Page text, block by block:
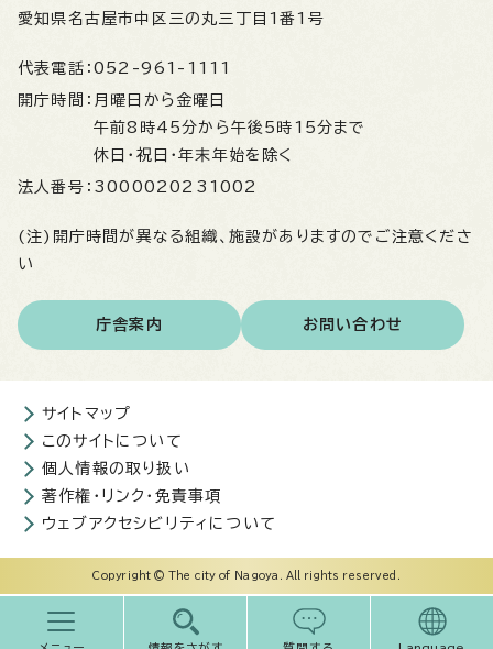
愛知県名古屋市中区三の丸三丁目1番1号
代表電話： 052-961-1111
開庁時間： 月曜日から金曜日
午前8時45分から午後5時15分まで
休日・祝日・年末年始を除く
法人番号： 3000020231002
(注)開庁時間が異なる組織、施設がありますのでご注意くださ
い
庁舎案内 お問い合わせ
サイトマップ
このサイトについて
個人情報の取り扱い
著作権・リンク・免責事項
ウェブアクセシビリティについて
Copyright © The city of Nagoya. All rights reserved.